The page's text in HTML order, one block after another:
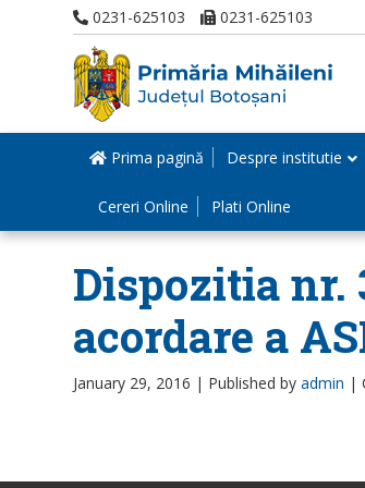
0231-625103 0231-625103
Prima pagină Despre institutie
Cereri Online Plati Online
Dispozitia nr.
acordare a
January 29, 2016 | Published by admin |